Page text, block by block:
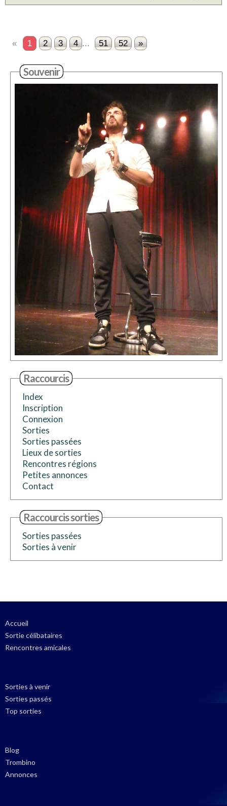
« 1 2 3 4 ... 51 52 »
Souvenir
Raccourcis
Index
Inscription
Connexion
Sorties
Sorties passées
Lieux de sorties
Rencontres régions
Petites annonces
Contact
Raccourcis sorties
Sorties passées
Sorties à venir
Accueil
Sortie célibataires
Rencontres amicales
Sorties à venir
Sorties passés
Top sorties
Blog
Trombino
Annonces